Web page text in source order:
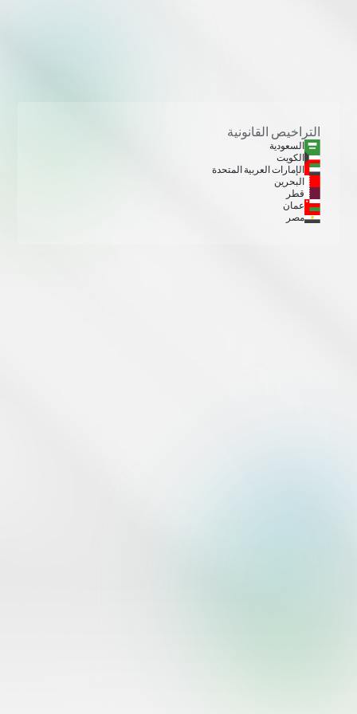
التراخيص القانونية
السعودية
الكويت
الإمارات العربية المتحدة
البحرين
قطر
عمان
مصر